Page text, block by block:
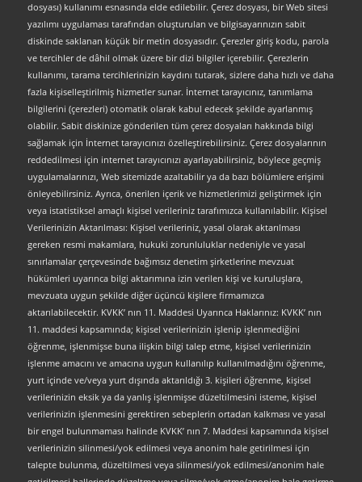
dosyası) kullanımı esnasında elde edilebilir. Çerez dosyası, bir Web sitesi
yazılımı uygulaması tarafından oluşturulan ve bilgisayarınızın sabit
diskinde saklanan küçük bir metin dosyasıdır. Çerezler giriş kodu, parola
ve tercihler de dâhil olmak üzere bir dizi bilgiler içerebilir. Çerezlerin
kullanımı, tarama tercihlerinizin kaydını tutarak, sizlere daha hızlı ve daha
fazla kişiselleştirilmiş hizmetler sunar. İnternet tarayıcınız, tanımlama
bilgilerini (çerezleri) otomatik olarak kabul edecek şekilde ayarlanmış
olabilir. Sabit diskinize gönderilen tüm çerez dosyaları hakkında bilgi
sağlamak için İnternet tarayıcınızı özelleştirebilirsiniz. Çerez dosyalarının
reddedilmesi için internet tarayıcınızı ayarlayabilirsiniz, böylece geçmiş
uygulamalarınızı, Web sitemizde azaltabilir ya da bazı bölümlere erişimi
önleyebilirsiniz. Ayrıca, önerilen içerik ve hizmetlerimizi geliştirmek için
veya istatistiksel amaçlı kişisel verileriniz tarafımızca kullanılabilir. Kişisel
Verilerinizin Aktarılması: Kişisel verileriniz, yasal olarak aktarılması
gereken resmi makamlara, hukuki zorunluluklar nedeniyle ve yasal
sınırlamalar çerçevesinde bağımsız denetim şirketlerine mevzuat
hükümleri uyarınca bilgi aktarımına izin verilen kişi ve kuruluşlara,
mevzuata uygun şekilde diğer üçüncü kişilere firmamızca
aktarılabilecektir. KVKK’ nın 11. Maddesi Uyarınca Haklarınız: KVKK’ nın
11. maddesi kapsamında; kişisel verilerinizin işlenip işlenmediğini
öğrenme, işlenmişse buna ilişkin bilgi talep etme, kişisel verilerinizin
işlenme amacını ve amacına uygun kullanılıp kullanılmadığını öğrenme,
yurt içinde ve/veya yurt dışında aktarıldığı 3. kişileri öğrenme, kişisel
verilerinizin eksik ya da yanlış işlenmişse düzeltilmesini isteme, kişisel
verilerinizin işlenmesini gerektiren sebeplerin ortadan kalkması ve yasal
bir engel bulunmaması halinde KVKK’ nın 7. Maddesi kapsamında kişisel
verilerinizin silinmesi/yok edilmesi veya anonim hale getirilmesi için
talepte bulunma, düzeltilmesi veya silinmesi/yok edilmesi/anonim hale